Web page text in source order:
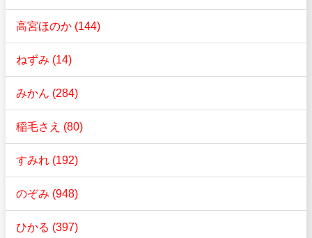
高宮ほのか (144)
ねずみ (14)
みかん (284)
稲毛さえ (80)
すみれ (192)
のぞみ (948)
ひかる (397)